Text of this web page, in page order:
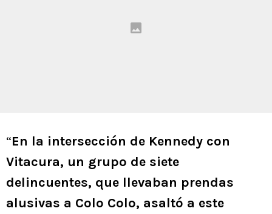
“En la intersección de Kennedy con
Vitacura, un grupo de siete
delincuentes, que llevaban prendas
alusivas a Colo Colo, asaltó a este